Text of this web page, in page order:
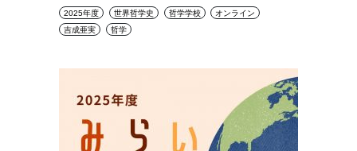
2025年度 世界哲学史 哲学学校
オンライン
吉成亜実
哲学